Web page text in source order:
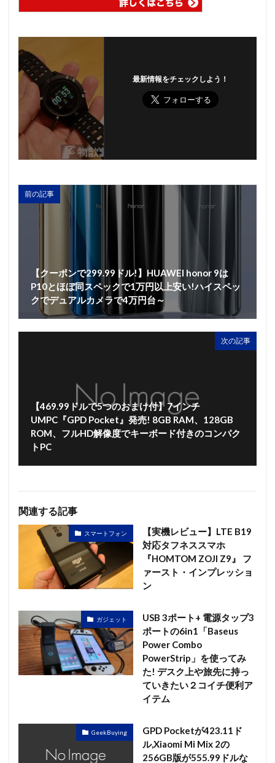
最新情報をチェックしよう！
前の記事
【クーポンで299.99ドル!】HUAWEI honor 9は
P10とほぼ同スペックで1万円以上安い!ハイスペッ
クでデュアルカメラで4万円台～
次の記事
【469.99ドルで5つのおまけ付】7インチ
UMPC『GPD Pocket』発売! 8GB RAM、128GB
ROM、フルHD解像度でキーボード付きのコンパク
トPC
関連する記事
スマートフォン
【実機レビュー】LTE B19
対応タフネススマホ
『HOMTOM ZOJI Z9』 フ
ァースト・インプレッショ
ン
ガジェット
USB 3ポート+ 電源タップ3
ポートの6in1「Baseus
Power Combo
PowerStrip」を使ってみ
た! デスク上や旅先に持っ
ていきたい２コイチ便利ア
イテム
GeekBuying
GPD Pocketが423.11ド
ル,Xiaomi Mi Mix 2の
256GB版が555.99ドルな